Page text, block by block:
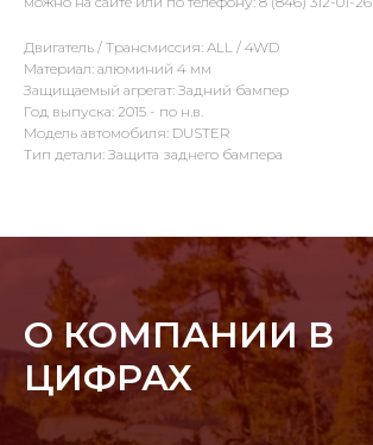
Двигатель / Трансмиссия: ALL / 4WD
Материал: алюминий 4 мм
Защищаемый агрегат: Задний бампер
Год выпуска: 2015 - по н.в.
Модель автомобиля: DUSTER
Тип детали: Защита заднего бампера
О КОМПАНИИ В
ЦИФРАХ